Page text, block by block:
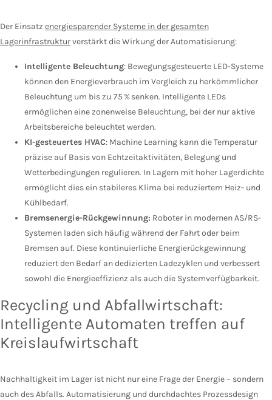
Der Einsatz energiesparender Systeme in der gesamten
Lagerinfrastrukturverstärkt die Wirkung der Automatisierung:
Intelligente Beleuchtung: Bewegungsgesteuerte LED-Systeme
können den Energieverbrauch im Vergleich zu herkömmlicher
Beleuchtung um bis zu 75 % senken. Intelligente LEDs
ermöglichen eine zonenweise Beleuchtung, bei der nur aktive
Arbeitsbereiche beleuchtet werden.
KI-gesteuertes HVAC: Machine Learning kann die Temperatur
präzise auf Basis von Echtzeitaktivitäten, Belegung und
Wetterbedingungen regulieren. In Lagern mit hoher Lagerdichte
ermöglicht dies ein stabileres Klima bei reduziertem Heiz- und
Kühlbedarf.
Bremsenergie-Rückgewinnung: Roboter in modernen AS/RS-
Systemen laden sich häufig während der Fahrt oder beim
Bremsen auf. Diese kontinuierliche Energierückgewinnung
reduziert den Bedarf an dedizierten Ladezyklen und verbessert
sowohl die Energieeffizienz als auch die Systemverfügbarkeit.
Recycling und Abfallwirtschaft:
Intelligente Automaten treffen auf
Kreislaufwirtschaft
Nachhaltigkeit im Lager ist nicht nur eine Frage der Energie – sondern
auch des Abfalls. Automatisierung und durchdachtes Prozessdesign